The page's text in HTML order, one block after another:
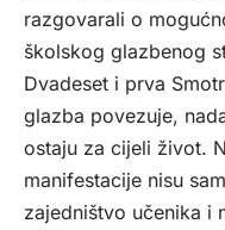
razgovarali o
školskog glazbenog
Dvadeset i prva
glazba povezuje,
ostaju za cijeli život.
manifestacije nisu
zajedništvo učenika i